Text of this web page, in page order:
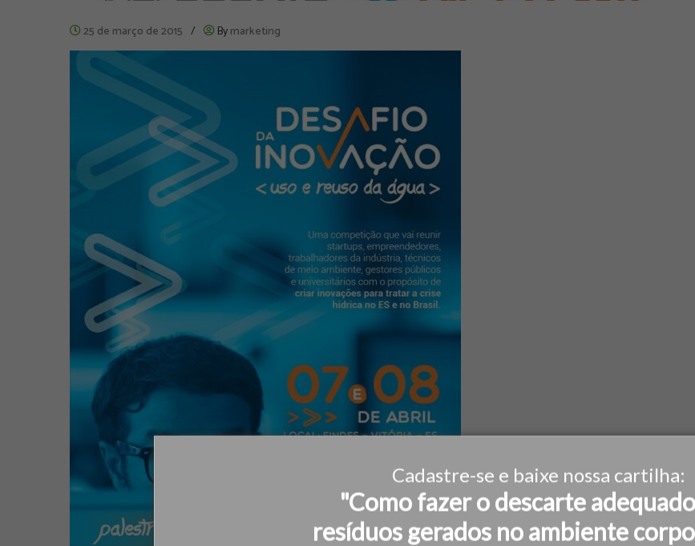
Cadastre-se e baixe nossa cartilha:
"Como fazer o descarte
resíduos gerados no ambiente
25 de março de 2015 / Bymarketing